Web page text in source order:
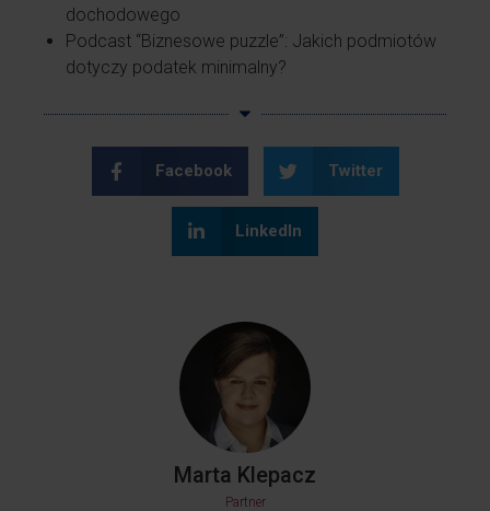
dochodowego
Podcast “Biznesowe puzzle”: Jakich podmiotów
dotyczy podatek minimalny?
Facebook Twitter
LinkedIn
Marta Klepacz
Partner